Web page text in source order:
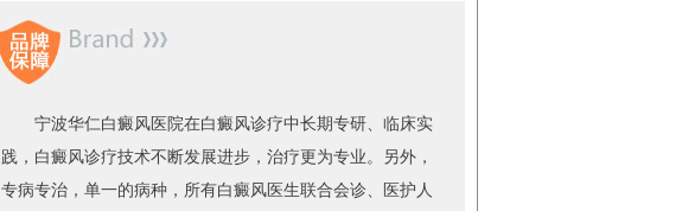
宁波华仁白癜风医院在白癜风诊疗中长期专研、临床实
践，白癜风诊疗技术不断发展进步，治疗更为专业。另外，
专病专治，单一的病种，所有白癜风医生联合会诊、医护人